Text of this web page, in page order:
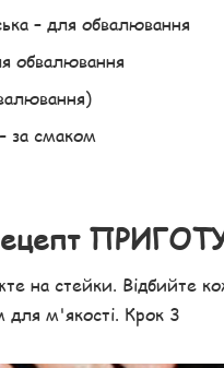
– для обвалювання
обвалювання
за смаком
на стейки. Відбийте
для м'якості. Крок 3